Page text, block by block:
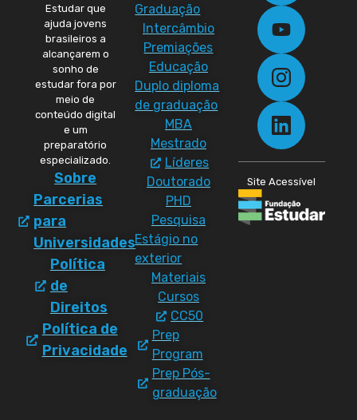
Estudar que
ajuda jovens
brasileiros a
alcançarem o
sonho de
estudar fora por
meio de
conteúdo digital
e um
preparatório
especializado.
Sobre
Parcerias
para
Universidades
Política
de
Direitos
Política de
Privacidade
Graduação
Intercâmbio
Premiações
Educação
Duplo diploma
de graduação
MBA
Mestrado
Líderes
Doutorado
PHD
Pesquisa
Estágio no
exterior
Materiais
Cursos
CC50
Prep
Program
Prep Pós-
graduação
Site Acessível